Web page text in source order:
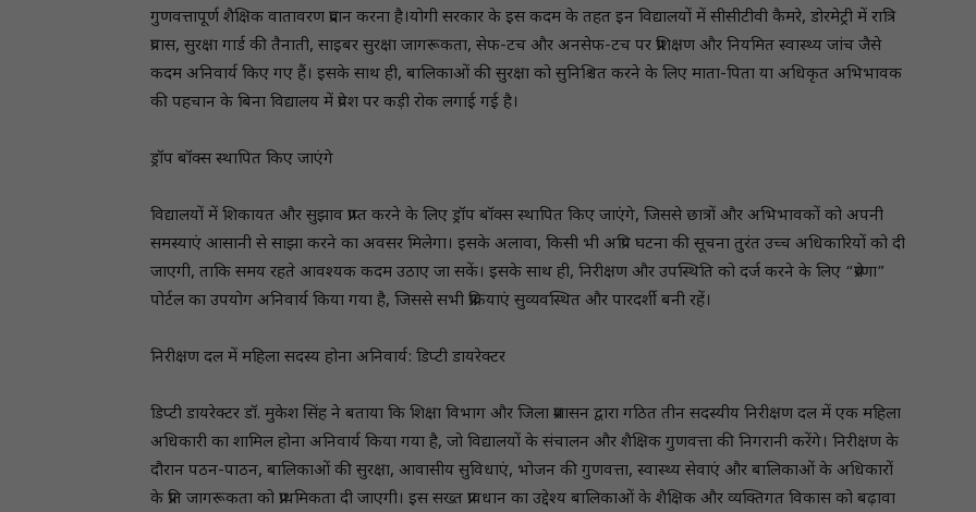
गुणवत्तापूर्ण शैक्षिक वातावरण प्रदान करना है।योगी सरकार के इस कदम के तहत इन विद्यालयों में सीसीटीवी कैमरे, डोरमेट्री में रात्रि
प्रवास, सुरक्षा गार्ड की तैनाती, साइबर सुरक्षा जागरूकता, सेफ-टच और अनसेफ-टच पर प्रशिक्षण और नियमित स्वास्थ्य जांच जैसे
कदम अनिवार्य किए गए हैं। इसके साथ ही, बालिकाओं की सुरक्षा को सुनिश्चित करने के लिए माता-पिता या अधिकृत अभिभावक
की पहचान के बिना विद्यालय में प्रवेश पर कड़ी रोक लगाई गई है।
ड्रॉप बॉक्स स्थापित किए जाएंगे
विद्यालयों में शिकायत और सुझाव प्राप्त करने के लिए ड्रॉप बॉक्स स्थापित किए जाएंगे, जिससे छात्रों और अभिभावकों को अपनी
समस्याएं आसानी से साझा करने का अवसर मिलेगा। इसके अलावा, किसी भी अप्रिय घटना की सूचना तुरंत उच्च अधिकारियों को दी
जाएगी, ताकि समय रहते आवश्यक कदम उठाए जा सकें। इसके साथ ही, निरीक्षण और उपस्थिति को दर्ज करने के लिए “प्रेरणा”
पोर्टल का उपयोग अनिवार्य किया गया है, जिससे सभी प्रक्रियाएं सुव्यवस्थित और पारदर्शी बनी रहें।
निरीक्षण दल में महिला सदस्य होना अनिवार्य: डिप्टी डायरेक्टर
डिप्टी डायरेक्टर डॉ. मुकेश सिंह ने बताया कि शिक्षा विभाग और जिला प्रशासन द्वारा गठित तीन सदस्यीय निरीक्षण दल में एक महिला
अधिकारी का शामिल होना अनिवार्य किया गया है, जो विद्यालयों के संचालन और शैक्षिक गुणवत्ता की निगरानी करेंगे। निरीक्षण के
दौरान पठन-पाठन, बालिकाओं की सुरक्षा, आवासीय सुविधाएं, भोजन की गुणवत्ता, स्वास्थ्य सेवाएं और बालिकाओं के अधिकारों
के प्रति जागरूकता को प्राथमिकता दी जाएगी। इस सख्त प्रावधान का उद्देश्य बालिकाओं के शैक्षिक और व्यक्तिगत विकास को बढ़ावा